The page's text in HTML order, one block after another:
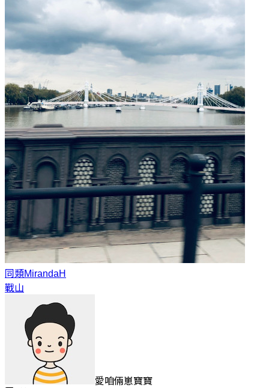
同類MirandaH
戰山
愛咱倆崽寶寶